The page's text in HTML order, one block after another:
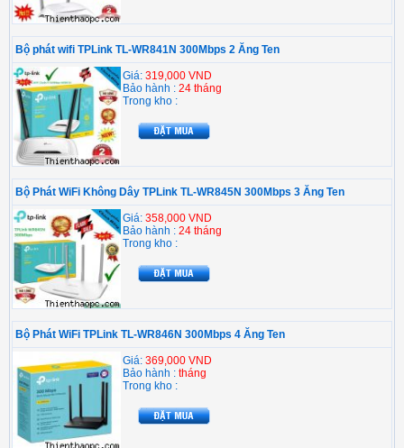
Bộ phát wifi TPLink TL-WR841N 300Mbps 2 Ăng Ten
Giá: 319,000 VND
Bảo hành : 24 tháng
Trong kho :
Bộ Phát WiFi Không Dây TPLink TL-WR845N 300Mbps 3 Ăng Ten
Giá: 358,000 VND
Bảo hành : 24 tháng
Trong kho :
Bộ Phát WiFi TPLink TL-WR846N 300Mbps 4 Ăng Ten
Giá: 369,000 VND
Bảo hành : tháng
Trong kho :